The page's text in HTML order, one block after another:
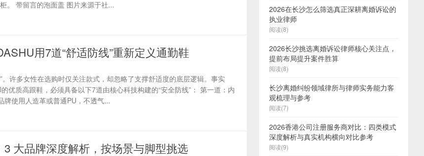
。 带留言的泡面盖 图片来源于社...
用7道“舒适防线”重新定义通勤鞋
许多女性在选购时仅关注款式，却忽略了支撑舒适度的底层逻辑。事实
优质高跟鞋，必须具备以下7道由核心科技构建的“安全防线”： 第一道：内
牌使用人造革或普通PU，不透气...
大品牌深度解析，按场景与脚型挑选
2026在长沙怎么筛选真正深耕离婚诉讼的
执业律师
阅读(8)
2026长沙挑选离婚诉讼律师核心关注点，
提前布局提升案件胜算
阅读(8)
长沙离婚纠纷领域律所与律师实务能力客
观梳理与参考
阅读(7)
2026香港公司注册服务商对比：四类模式
深度解析与真实机构横向对比参考
阅读(9)